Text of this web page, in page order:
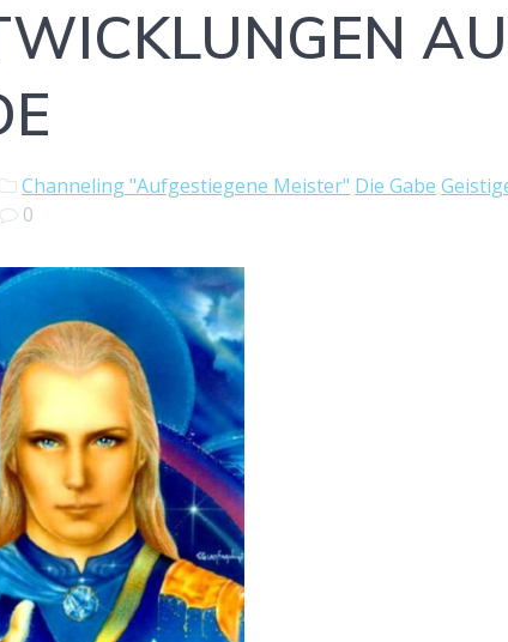
Channeling "Aufgestiegene Meister" Die Gabe
0